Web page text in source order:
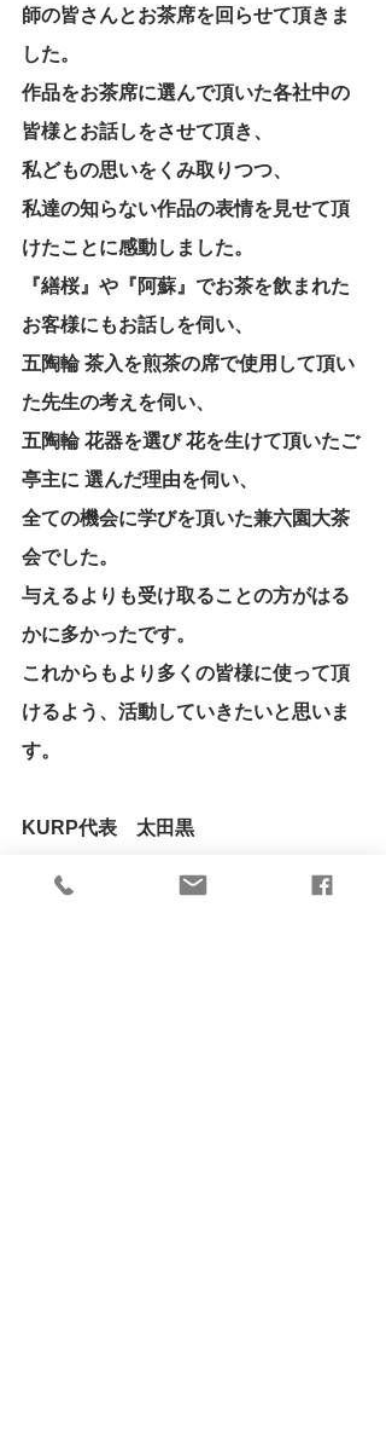
師の皆さんとお茶席を回らせて頂きま
した。
作品をお茶席に選んで頂いた各社中の
皆様とお話しをさせて頂き、
私どもの思いをくみ取りつつ、
私達の知らない作品の表情を見せて頂
けたことに感動しました。
『繕桜』や『阿蘇』でお茶を飲まれた
お客様にもお話しを伺い、
五陶輪 茶入を煎茶の席で使用して頂い
た先生の考えを伺い、
五陶輪 花器を選び 花を生けて頂いたご
亭主に 選んだ理由を伺い、
全ての機会に学びを頂いた兼六園大茶
会でした。
与えるよりも受け取ることの方がはる
かに多かったです。
これからもより多くの皆様に使って頂
けるよう、活動していきたいと思いま
す。
KURP代表　太田黒